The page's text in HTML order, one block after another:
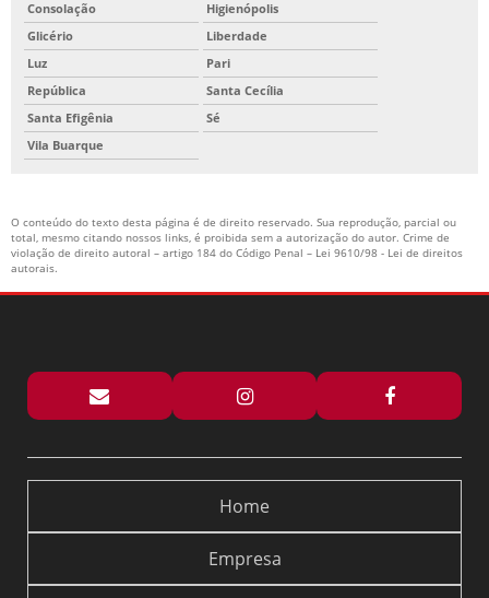
Consolação
Higienópolis
Glicério
Liberdade
Luz
Pari
República
Santa Cecília
Santa Efigênia
Sé
Vila Buarque
O conteúdo do texto desta página é de direito reservado. Sua reprodução, parcial ou
total, mesmo citando nossos links, é proibida sem a autorização do autor. Crime de
violação de direito autoral – artigo 184 do Código Penal – Lei 9610/98 - Lei de direitos
autorais.
Home
Empresa